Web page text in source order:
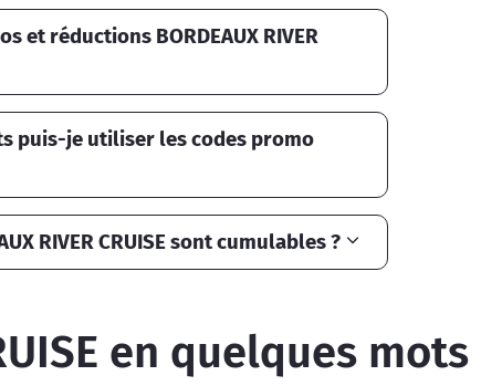
et réductions BORDEAUX RIVER
puis-je utiliser les codes promo
RIVER CRUISE sont cumulables ?
en quelques mots